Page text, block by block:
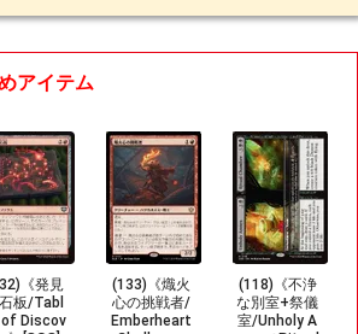
アイテム
《発見
板/Tabl
Discov
(133)《熾火
心の挑戦者/
Emberheart
(118)《不浄
な別室+祭儀
室/Unholy A